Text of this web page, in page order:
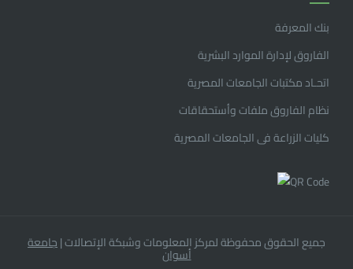
بنك المعرفة
الفاروق ﻹدارة الموارد البشرية
اتحـاد مكتبات الجامعات المصرية
نظام الفاروق ملفات وأستحقاقات
كليات الزراعة فى الجامعات المصرية
جميع الحقوق محفوظة لمركز المعلومات وشبكة الإتصالات|جامعة
أسوان